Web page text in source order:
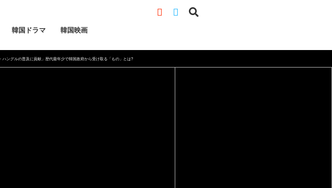
韓国ドラマ 韓国映画
ハングルの普及に貢献」歴代最年少で韓国政府から受け取る「もの」とは?